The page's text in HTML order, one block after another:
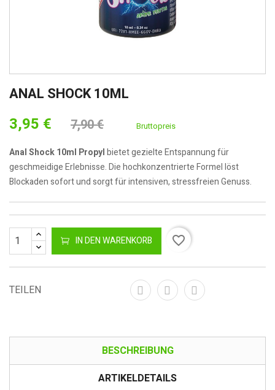
ANAL SHOCK 10ML
3,95 € 7,90 € Bruttopreis
Anal Shock 10ml Propylbietet gezielte Entspannung für
geschmeidige Erlebnisse. Die hochkonzentrierte Formel löst
Blockaden sofort und sorgt für intensiven, stressfreien Genuss.
IN DEN WARENKORB favorite_border
TEILEN
BESCHREIBUNG
ARTIKELDETAILS